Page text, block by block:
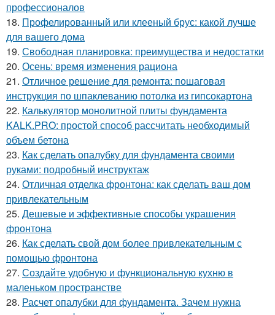
профессионалов
18. Профелированный или клееный брус: какой лучше
для вашего дома
19. Свободная планировка: преимущества и недостатки
20. Осень: время изменения рациона
21. Отличное решение для ремонта: пошаговая
инструкция по шпаклеванию потолка из гипсокартона
22. Калькулятор монолитной плиты фундамента
KALK.PRO: простой способ рассчитать необходимый
объем бетона
23. Как сделать опалубку для фундамента своими
руками: подробный инструктаж
24. Отличная отделка фронтона: как сделать ваш дом
привлекательным
25. Дешевые и эффективные способы украшения
фронтона
26. Как сделать свой дом более привлекательным с
помощью фронтона
27. Создайте удобную и функциональную кухню в
маленьком пространстве
28. Расчет опалубки для фундамента. Зачем нужна